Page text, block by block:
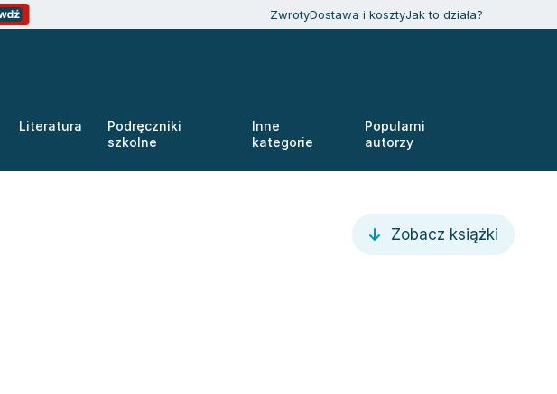
ZwrotyDostawa i kosztyJak to działa?
Literatura
Podręczniki
szkolne
Inne
kategorie
Popularni
autorzy
Zobacz książki